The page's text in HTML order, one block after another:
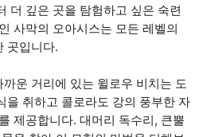
더 깊은 곳을 탐험하고 싶은 숙련
사막의 오아시스는 모든 레벨의
곳입니다.
운 거리에 있는 윌로우 비치는 도
을 취하고 콜로라도 강의 풍부한 자
제공합니다. 대머리 독수리, 큰뿔